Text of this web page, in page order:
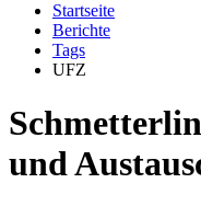
Startseite
Berichte
Tags
UFZ
und